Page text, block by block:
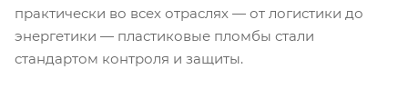
практически во всех отраслях — от логистики до
энергетики — пластиковые пломбы стали
стандартом контроля и защиты.